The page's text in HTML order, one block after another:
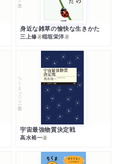
身近な雑草の愉快な生きかた
三上修著稲垣栄洋著
ちくまプリマー新書
宇宙最強物質決定戦
高水裕一著